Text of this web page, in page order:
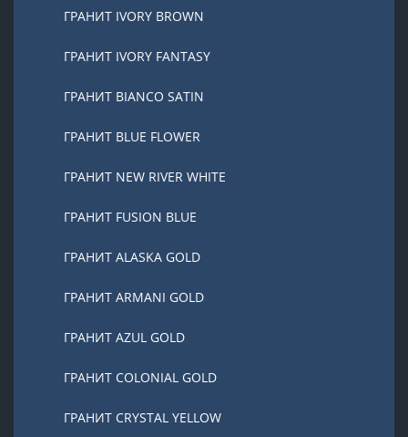
ГРАНИТ IVORY BROWN
ГРАНИТ IVORY FANTASY
ГРАНИТ BIANCO SATIN
ГРАНИТ BLUE FLOWER
ГРАНИТ NEW RIVER WHITE
ГРАНИТ FUSION BLUE
ГРАНИТ ALASKA GOLD
ГРАНИТ ARMANI GOLD
ГРАНИТ AZUL GOLD
ГРАНИТ COLONIAL GOLD
ГРАНИТ CRYSTAL YELLOW